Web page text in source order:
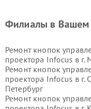
Филиалы в Вашем
Ремонт кнопок
проектора Infocus в г.
Ремонт кнопок
проектора Infocus в г.
Петербург
Ремонт кнопок